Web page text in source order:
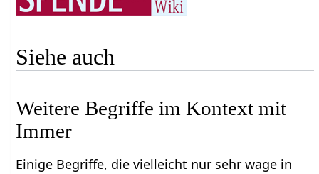
Siehe auch
Weitere Begriffe im Kontext mit
Einige Begriffe, die vielleicht nur sehr wage in